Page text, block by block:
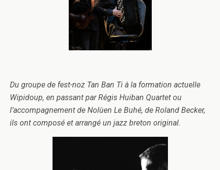
Du groupe de fest-noz Tan Ban Ti à la formation actuelle
Wipidoup, en passant par Régis Huiban Quartet ou
l’accompagnement de Nolùen Le Buhé, de Roland Becker,
ils ont composé et arrangé un jazz breton original.